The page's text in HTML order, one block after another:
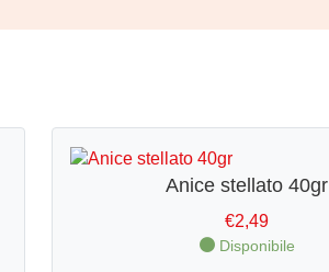
Anice stellato 40gr
€2,49
Disponibile